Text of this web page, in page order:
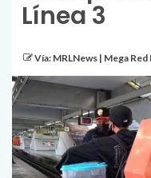
Línea 3
Vía: MRLNews | Mega Red